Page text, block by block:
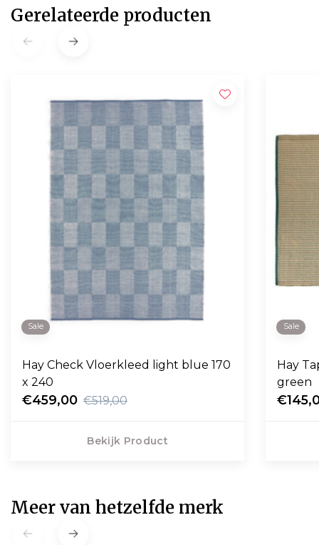
Gerelateerde producten
Sale
Hay Check Vloerkleed light blue 170
x 240
€459,00 €519,00
Bekijk Product
Sale
Hay
green
Meer van hetzelfde merk